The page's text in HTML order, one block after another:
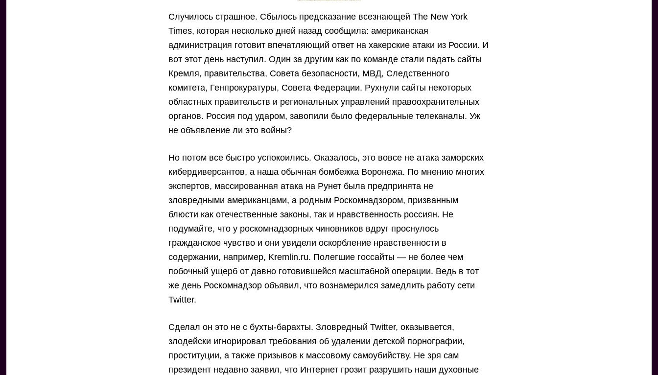
Случилось страшное. Сбылось предсказание всезнающей The New York
Times, которая несколько дней назад сообщила: американская
администрация готовит впечатляющий ответ на хакерские атаки из России. И
вот этот день наступил. Один за другим как по команде стали падать сайты
Кремля, правительства, Совета безопасности, МВД, Следственного
комитета, Генпрокуратуры, Совета Федерации. Рухнули сайты некоторых
областных правительств и региональных управлений правоохранительных
органов. Россия под ударом, завопили было федеральные телеканалы. Уж
не объявление ли это войны?
Но потом все быстро успокоились. Оказалось, это вовсе не атака заморских
кибердиверсантов, а наша обычная бомбежка Воронежа. По мнению многих
экспертов, массированная атака на Рунет была предпринята не
зловредными американцами, а родным Роскомнадзором, призванным
блюсти как отечественные законы, так и нравственность россиян. Не
подумайте, что у роскомнадзорных чиновников вдруг проснулось
гражданское чувство и они увидели оскорбление нравственности в
содержании, например, Kremlin.ru. Полегшие госсайты — не более чем
побочный ущерб от давно готовившейся масштабной операции. Ведь в тот
же день Роскомнадзор объявил, что вознамерился замедлить работу сети
Twitter.
Сделал он это не с бухты-барахты. Зловредный Twitter, оказывается,
злодейски игнорировал требования об удалении детской порнографии,
проституции, а также призывов к массовому самоубийству. Не зря сам
президент недавно заявил, что Интернет грозит разрушить наши духовные